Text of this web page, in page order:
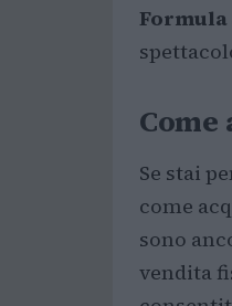
Formula
Se stai
come
sono
vendita